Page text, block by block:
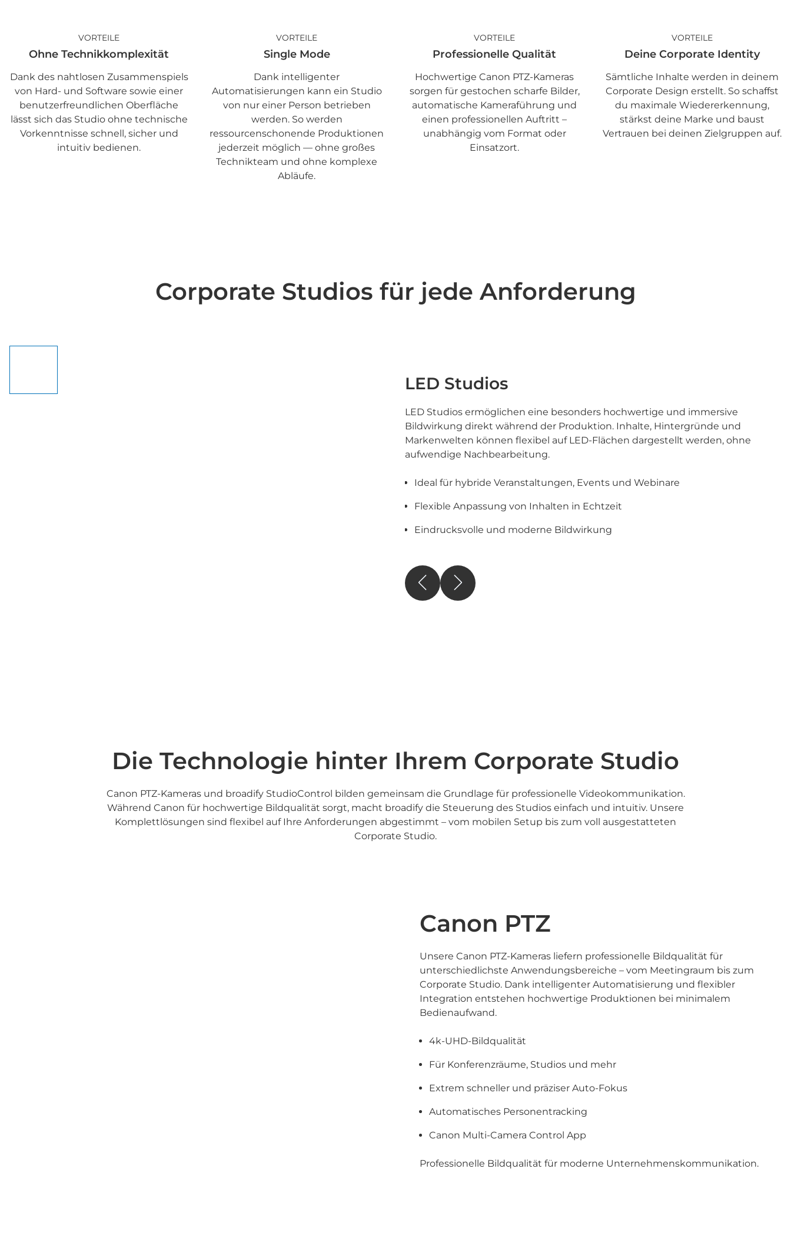
VORTEILE
Ohne Technikkomplexität
Dank des nahtlosen Zusammenspiels
von Hard- und Software sowie einer
benutzerfreundlichen Oberfläche
lässt sich das Studio ohne technische
Vorkenntnisse schnell, sicher und
intuitiv bedienen.
VORTEILE
Single Mode
Dank intelligenter
Automatisierungen kann ein Studio
von nur einer Person betrieben
werden. So werden
ressourcenschonende Produktionen
jederzeit möglich — ohne großes
Technikteam und ohne komplexe
Abläufe.
VORTEILE
Professionelle Qualität
Hochwertige Canon PTZ-Kameras
sorgen für gestochen scharfe Bilder,
automatische Kameraführung und
einen professionellen Auftritt –
unabhängig vom Format oder
Einsatzort.
VORTEILE
Deine Corporate Identity
Sämtliche Inhalte werden in deinem
Corporate Design erstellt. So schaffst
du maximale Wiedererkennung,
stärkst deine Marke und baust
Vertrauen bei deinen Zielgruppen auf.
Corporate Studios für jede Anforderung
LED Studios
LED Studios ermöglichen eine besonders hochwertige und immersive
Bildwirkung direkt während der Produktion. Inhalte, Hintergründe und
Markenwelten können flexibel auf LED-Flächen dargestellt werden, ohne
aufwendige Nachbearbeitung.
Ideal für hybride Veranstaltungen, Events und Webinare
Flexible Anpassung von Inhalten in Echtzeit
Eindrucksvolle und moderne Bildwirkung
Die Technologie hinter Ihrem Corporate Studio
Canon PTZ-Kameras und broadify StudioControl bilden gemeinsam die Grundlage für professionelle Videokommunikation.
Während Canon für hochwertige Bildqualität sorgt, macht broadify die Steuerung des Studios einfach und intuitiv. Unsere
Komplettlösungen sind flexibel auf Ihre Anforderungen abgestimmt – vom mobilen Setup bis zum voll ausgestatteten
Corporate Studio.
Canon PTZ
Unsere Canon PTZ-Kameras liefern professionelle Bildqualität für
unterschiedlichste Anwendungsbereiche – vom Meetingraum bis zum
Corporate Studio. Dank intelligenter Automatisierung und flexibler
Integration entstehen hochwertige Produktionen bei minimalem
Bedienaufwand.
4k-UHD-Bildqualität
Für Konferenzräume, Studios und mehr
Extrem schneller und präziser Auto-Fokus
Automatisches Personentracking
Canon Multi-Camera Control App
Professionelle Bildqualität für moderne Unternehmenskommunikation.